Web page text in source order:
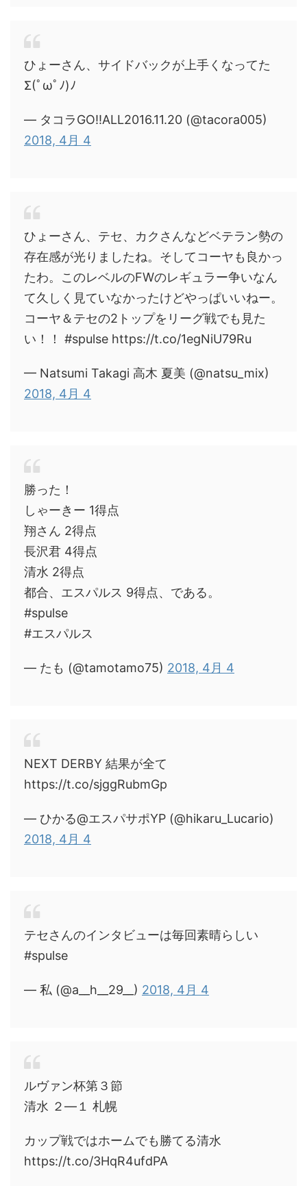
ひょーさん、サイドバックが上手くなってた
Σ(ﾟωﾟﾉ)ﾉ
— タコラGO!!ALL2016.11.20 (@tacora005)
2018, 4月 4
ひょーさん、テセ、カクさんなどベテラン勢の
存在感が光りましたね。そしてコーヤも良かっ
たわ。このレベルのFWのレギュラー争いなん
て久しく見ていなかったけどやっぱいいねー。
コーヤ＆テセの2トップをリーグ戦でも見た
い！！ #spulse https://t.co/1egNiU79Ru
— Natsumi Takagi 高木 夏美 (@natsu_mix)
2018, 4月 4
勝った！
しゃーきー 1得点
翔さん 2得点
長沢君 4得点
清水 2得点
都合、エスパルス 9得点、である。
#spulse
#エスパルス
— たも (@tamotamo75) 2018, 4月 4
NEXT DERBY 結果が全て
https://t.co/sjggRubmGp
— ひかる@エスパサポYP (@hikaru_Lucario)
2018, 4月 4
テセさんのインタビューは毎回素晴らしい
#spulse
— 私 (@a__h__29__) 2018, 4月 4
ルヴァン杯第３節
清水 ２―１ 札幌
カップ戦ではホームでも勝てる清水
https://t.co/3HqR4ufdPA